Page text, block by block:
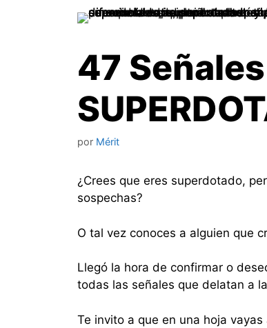
47
por Mérit
¿Crees que eres superdotado,
sospechas?
O tal vez conoces a alguien que
Llegó la hora de confirmar o
todas las señales que delatan a
Te invito a que en una hoja